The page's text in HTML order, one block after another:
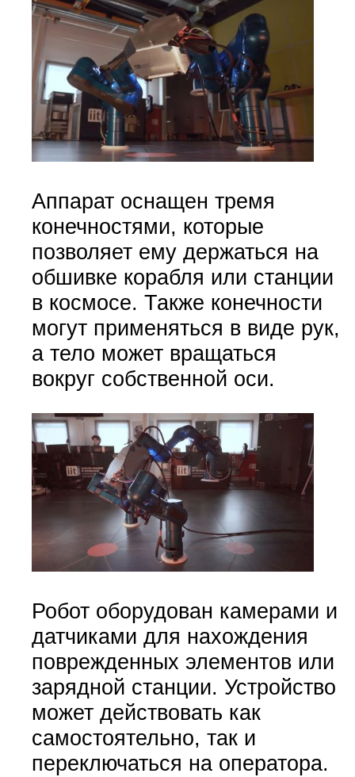
Аппарат оснащен тремя
конечностями, которые
позволяет ему держаться на
обшивке корабля или станции
в космосе. Также конечности
могут применяться в виде рук,
а тело может вращаться
вокруг собственной оси.
Робот оборудован камерами и
датчиками для нахождения
поврежденных элементов или
зарядной станции. Устройство
может действовать как
самостоятельно, так и
переключаться на оператора.